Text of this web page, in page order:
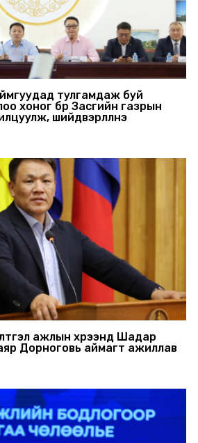
тулгамдаж буй
хоног бүр Засгийн газрын
шийдвэрлүүлнэ
ажлын хүрээнд Шадар
Дорноговь аймагт ажиллав